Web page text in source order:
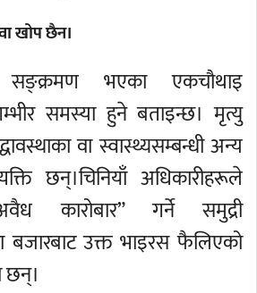
खोप छैन।
सङ्क्रमण भएका एकचौथाइ
समस्या हुने बताइन्छ। मृत्यु
वा स्वास्थ्यसम्बन्धी अन्य
छन्।चिनियाँ अधिकारीहरूले
कारोबार” गर्ने समुद्री
बजारबाट उक्त भाइरस फैलिएको
छन्।